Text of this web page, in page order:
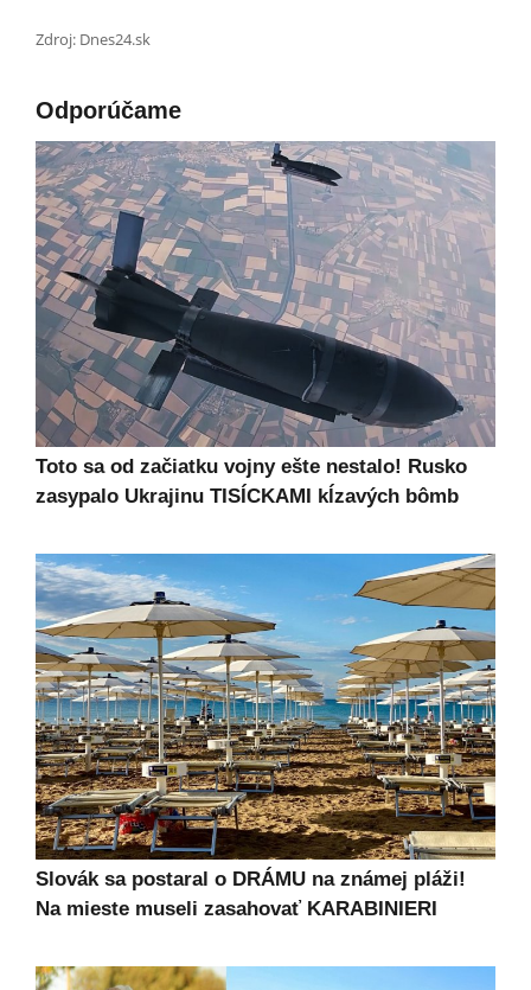
Zdroj: Dnes24.sk
Odporúčame
Toto sa od začiatku vojny ešte nestalo! Rusko
zasypalo Ukrajinu TISÍCKAMI kĺzavých bômb
Slovák sa postaral o DRÁMU na známej pláži!
Na mieste museli zasahovať KARABINIERI